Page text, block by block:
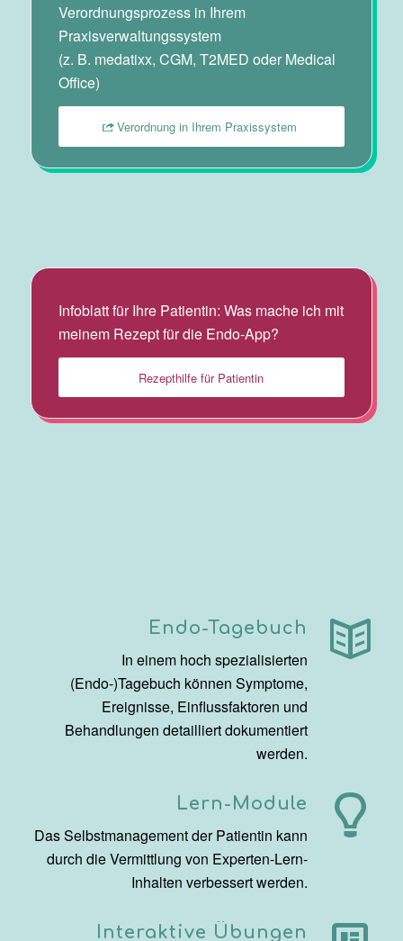
Verordnungsprozess in Ihrem
Praxisverwaltungssystem
(z. B. medatixx, CGM, T2MED oder Medical
Office)
Verordnung in Ihrem Praxissystem
Infoblatt für Ihre Patientin: Was mache ich mit
meinem Rezept für die Endo-App?
Rezepthilfe für Patientin
Endo-Tagebuch
In einem hoch spezialisierten
(Endo-)Tagebuch können Symptome,
Ereignisse, Einflussfaktoren und
Behandlungen detailliert dokumentiert
werden.
Lern-Module
Das Selbstmanagement der Patientin kann
durch die Vermittlung von Experten-Lern-
Inhalten verbessert werden.
Interaktive Übungen